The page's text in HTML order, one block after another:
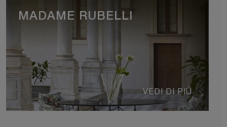
VEDI DI PIÙ
MADAME RUBELLI